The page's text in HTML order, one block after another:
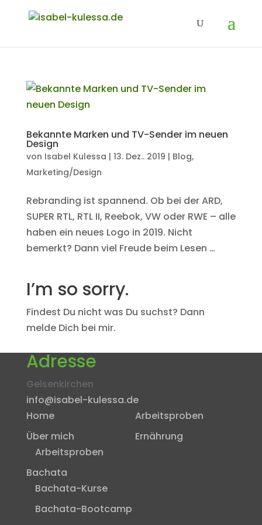
Bekannte Marken und TV-Sender im neuen
Design
von Isabel Kulessa | 13. Dez.. 2019 | Blog,
Marketing/Design
Rebranding ist spannend. Ob bei der ARD,
SUPER RTL, RTL II, Reebok, VW oder RWE – alle
haben ein neues Logo in 2019. Nicht
bemerkt? Dann viel Freude beim Lesen …
I’m so sorry.
Findest Du nicht was Du suchst? Dann
melde Dich bei mir.
Adresse
Gelsenkirchen
info@isabel-kulessa.de
Home
Über mich
Arbeitsproben
Bachata
Bachata-Kurse
Bachata-Bootcamp
Arbeitsproben
Ernährung